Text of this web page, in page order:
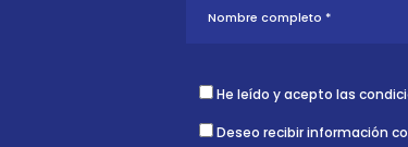
He leído y acepto las
Deseo recibir información